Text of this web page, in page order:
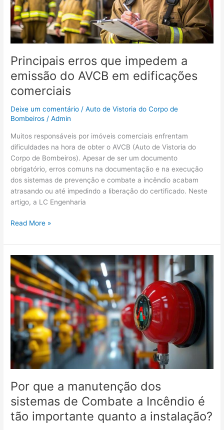
Principais erros que impedem a
emissão do AVCB em edificações
comerciais
Deixe um comentário /Auto de Vistoria do Corpo de
Bombeiros /Admin
Muitos responsáveis por imóveis comerciais enfrentam
dificuldades na hora de obter o AVCB (Auto de Vistoria do
Corpo de Bombeiros). Apesar de ser um documento
obrigatório, erros comuns na documentação e na execução
dos sistemas de prevenção e combate a incêndio acabam
atrasando ou até impedindo a liberação do certificado. Neste
artigo, a LC Engenharia
AVCB
em
edificações
comerciais
Read More »
Por que a manutenção dos
sistemas de Combate a Incêndio é
tão importante quanto a instalação?
Por
que
a
manutenção
dos
sistemas
de
Combate
Incêndio
é
tão
importante
quanto
a
instalação?